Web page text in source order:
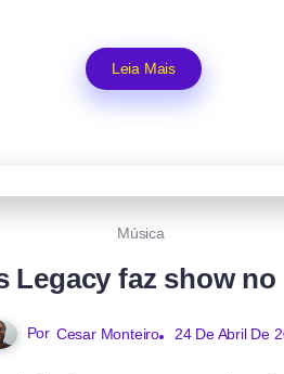
Leia Mais
Música
Legacy faz show
Por Cesar Monteiro 24 De Abril De